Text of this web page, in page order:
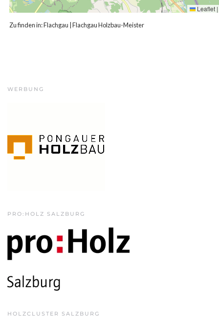
Leaflet |
Zu finden in:Flachgau Flachgau Holzbau-Meister
WERBUNG
PRO:HOLZ SALZBURG
HOLZCLUSTER SALZBURG